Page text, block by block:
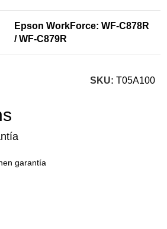
Epson WorkForce: WF-C878R
/ WF-C879R
SKU: T05A100
garantía